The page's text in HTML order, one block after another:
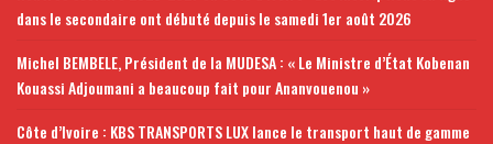
dans le secondaire ont débuté depuis le samedi 1er août 2026
Michel BEMBELE, Président de la MUDESA : « Le Ministre d’État Kobenan
Kouassi Adjoumani a beaucoup fait pour Ananvouenou »
Côte d’Ivoire : KBS TRANSPORTS LUX lance le transport haut de gamme